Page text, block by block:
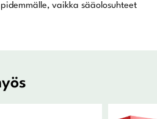
vaikka sääolosuhteet